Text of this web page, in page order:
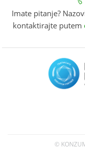
Imate pitanje?
kontaktirajte putem
©